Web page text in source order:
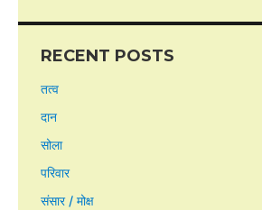
RECENT POSTS
तत्व
दान
सोला
परिवार
संसार / मोक्ष